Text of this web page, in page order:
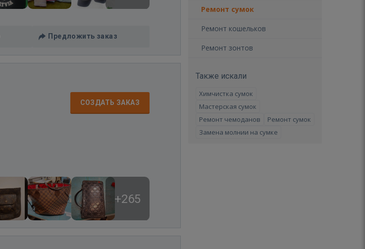
Предложить заказ
СОЗДАТЬ ЗАКАЗ
+265
Ремонт сумок
Ремонт кошельков
Ремонт зонтов
Также искали
Химчистка сумок
Мастерская сумок
Ремонт чемоданов
Ремонт сумок
Замена молнии на сумке